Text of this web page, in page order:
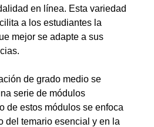
en línea. Esta variedad
a los estudiantes la
mejor se adapte a sus
de grado medio se
serie de módulos
de estos módulos se enfoca
del temario esencial y en la